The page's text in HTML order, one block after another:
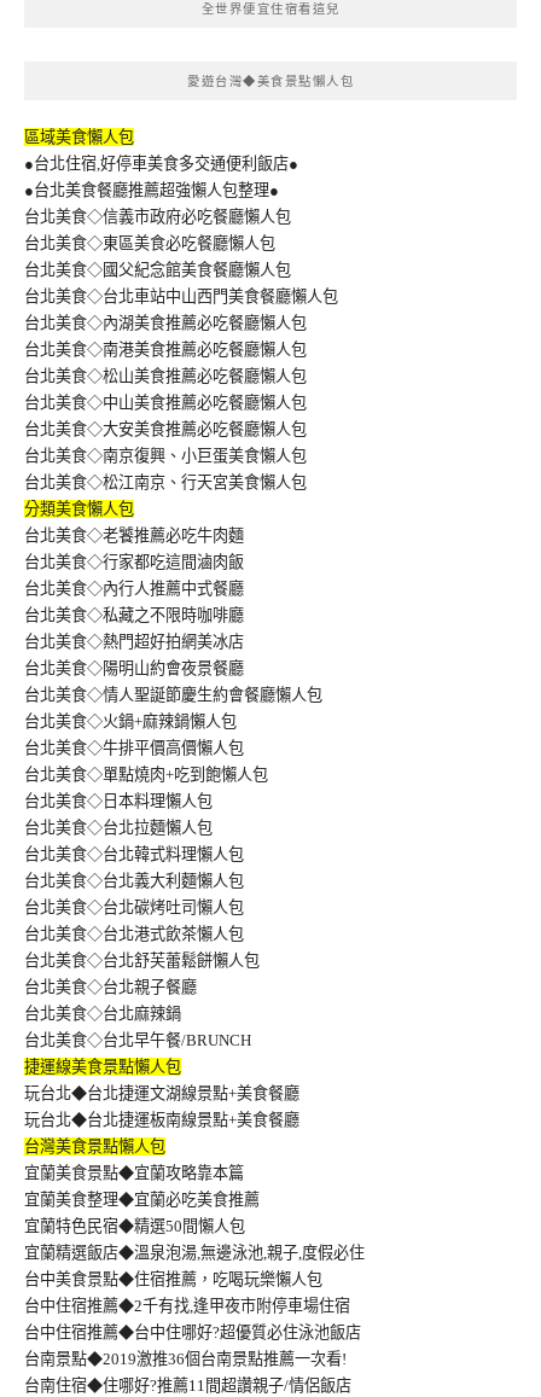
全世界便宜住宿看這兒
愛遊台灣◆美食景點懶人包
區域美食懶人包
●台北住宿,好停車美食多交通便利飯店●
●台北美食餐廳推薦超強懶人包整理●
台北美食◇信義市政府必吃餐廳懶人包
台北美食◇東區美食必吃餐廳懶人包
台北美食◇國父紀念館美食餐廳懶人包
台北美食◇台北車站中山西門美食餐廳懶人包
台北美食◇內湖美食推薦必吃餐廳懶人包
台北美食◇南港美食推薦必吃餐廳懶人包
台北美食◇松山美食推薦必吃餐廳懶人包
台北美食◇中山美食推薦必吃餐廳懶人包
台北美食◇大安美食推薦必吃餐廳懶人包
台北美食◇南京復興、小巨蛋美食懶人包
台北美食◇松江南京、行天宮美食懶人包
分類美食懶人包
台北美食◇老饕推薦必吃牛肉麵
台北美食◇行家都吃這間滷肉飯
台北美食◇內行人推薦中式餐廳
台北美食◇私藏之不限時咖啡廳
台北美食◇熱門超好拍網美冰店
台北美食◇陽明山約會夜景餐廳
台北美食◇情人聖誕節慶生約會餐廳懶人包
台北美食◇火鍋+麻辣鍋懶人包
台北美食◇牛排平價高價懶人包
台北美食◇單點燒肉+吃到飽懶人包
台北美食◇日本料理懶人包
台北美食◇台北拉麵懶人包
台北美食◇台北韓式料理懶人包
台北美食◇台北義大利麵懶人包
台北美食◇台北碳烤吐司懶人包
台北美食◇台北港式飲茶懶人包
台北美食◇台北舒芙蕾鬆餅懶人包
台北美食◇台北親子餐廳
台北美食◇台北麻辣鍋
台北美食◇台北早午餐/BRUNCH
捷運線美食景點懶人包
玩台北◆台北捷運文湖線景點+美食餐廳
玩台北◆台北捷運板南線景點+美食餐廳
台灣美食景點懶人包
宜蘭美食景點◆宜蘭攻略靠本篇
宜蘭美食整理◆宜蘭必吃美食推薦
宜蘭特色民宿◆精選50間懶人包
宜蘭精選飯店◆溫泉泡湯,無邊泳池,親子,度假必住
台中美食景點◆住宿推薦，吃喝玩樂懶人包
台中住宿推薦◆2千有找,逢甲夜市附停車場住宿
台中住宿推薦◆台中住哪好?超優質必住泳池飯店
台南景點◆2019激推36個台南景點推薦一次看!
台南住宿◆住哪好?推薦11間超讚親子/情侶飯店